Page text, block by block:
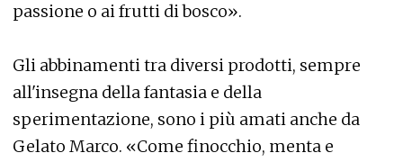
passione o ai frutti di bosco».
Gli abbinamenti tra diversi prodotti, sempre
all'insegna della fantasia e della
sperimentazione, sono i più amati anche da
Gelato Marco. «Come finocchio, menta e